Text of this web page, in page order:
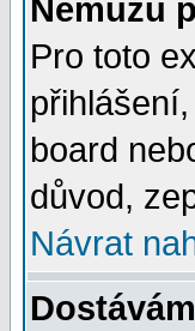
Nemůžu
Pro toto
board
důvod,
Návrat